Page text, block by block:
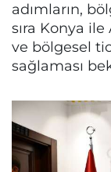
adımların,
sıra Konya ile
ve bölgesel
sağlaması